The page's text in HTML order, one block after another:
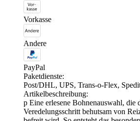
Vorkasse
Andere
PayPal
Paketdienste:
Post/DHL, UPS, Trans-o-Flex,
Artikelbeschreibung:
p Eine erlesene Bohnenauswahl, die
Veredelungsschritt behutsam von